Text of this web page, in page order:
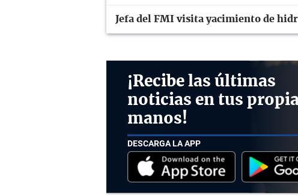
Jefa del FMI visita yacimiento de
¡Recibe las últimas
noticias en tus
manos!
DESCARGA LA APP